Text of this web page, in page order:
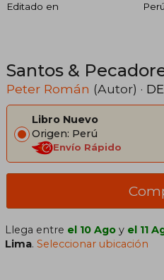
Editado en
Perú
Santos &
Peter Román (Autor) ·
Libro Nuevo
Origen: Perú
Envío Rápido
Llega entre el 10 Ago y el 11
Lima.Seleccionar ubicación